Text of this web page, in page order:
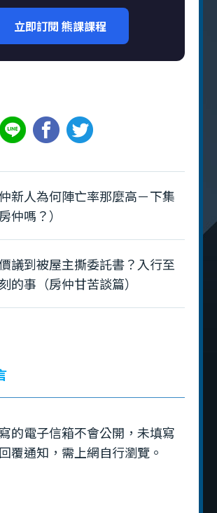
立即訂閱 熊課課程
新人為何陣亡率那麼高－下集
仲嗎？）
議到被屋主撕委託書？入行至
的事（房仲甘苦談篇）
的電子信箱不會公開，未填寫
覆通知，需上網自行瀏覽。